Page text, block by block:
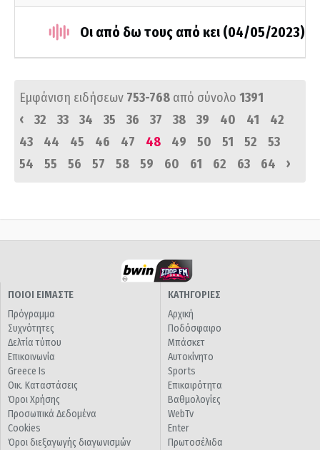
Οι από δω τους από κει (04/05/2023)
Εμφάνιση ειδήσεων 753-768 από σύνολο 1391
‹
32 33 34 35 36 37 38 39 40 41
42
43
44 45 46 47 48 49 50 51 52
53
54
55 56 57 58 59 60 61 62 63 64 ›
ΠΟΙΟΙ ΕΙΜΑΣΤΕ
Πρόγραμμα
Συχνότητες
Δελτία τύπου
Επικοινωνία
Greece Is
Οικ. Καταστάσεις
Όροι Χρήσης
Προσωπικά Δεδομένα
Cookies
Όροι διεξαγωγής διαγωνισμών
ΚΑΤΗΓΟΡΙΕΣ
Αρχική
Ποδόσφαιρο
Μπάσκετ
Αυτοκίνητο
Sports
Επικαιρότητα
Βαθμολογίες
WebTv
Enter
Πρωτοσέλιδα